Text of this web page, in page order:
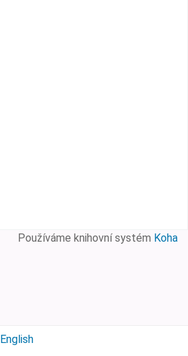
Používáme knihovní systém Koha
English